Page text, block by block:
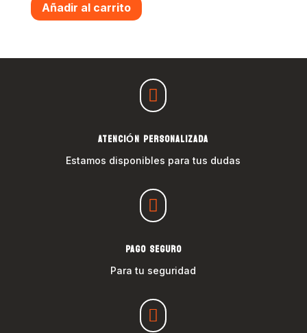
Añadir al carrito

ATENCIÓN PERSONALIZADA
Estamos disponibles para tus dudas

PAGO SEGURO
Para tu seguridad
